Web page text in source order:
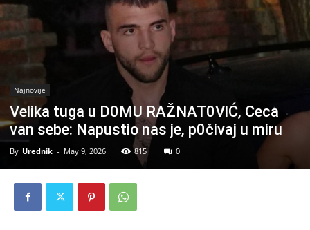
Najnovije
Velika tuga u D0MU RAŽNAT0VlĆ, Ceca
van sebe: Napustio nas je, p0čivaj u miru
By Urednik - May 9, 2026 815 0